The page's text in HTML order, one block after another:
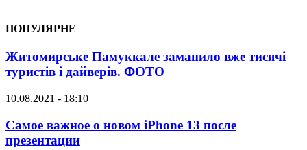
ПОПУЛЯРНЕ
Житомирське Памуккале заманило вже тисячі
туристів і дайверів. ФОТО
10.08.2021 - 18:10
Самое важное о новом iPhone 13 после
презентации